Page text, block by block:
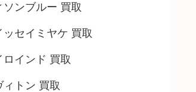
ソンブルー 買取
ッセイミヤケ 買取
ロインド 買取
ィトン 買取